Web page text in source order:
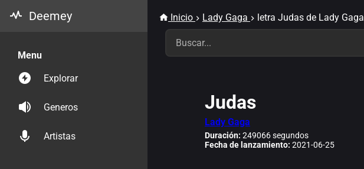
Deemey
Menu
Explorar
Generos
Artistas
Inicio Lady Gaga letra Judas de Lady Gaga
Judas
Lady Gaga
Duración: 249066 segundos
Fecha de lanzamiento: 2021-06-25